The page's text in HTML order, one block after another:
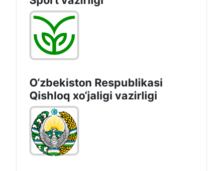
O‘zbekiston Respublikasi
Qishloq хo‘jаligi vаzirligi